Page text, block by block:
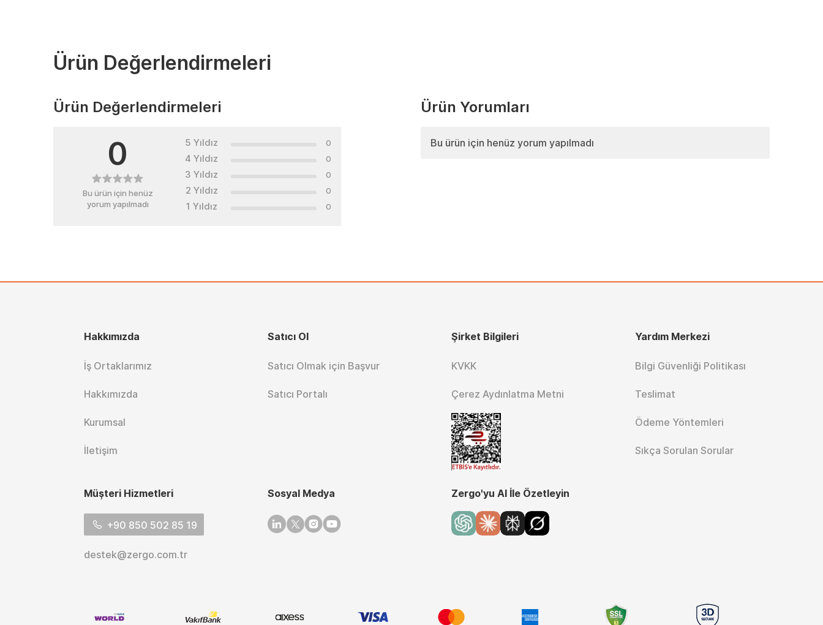
Ürün Değerlendirmeleri
Ürün Değerlendirmeleri
0
Bu ürün için henüz
yorum yapılmadı
5 Yıldız 0
4 Yıldız 0
3 Yıldız 0
2 Yıldız 0
1 Yıldız 0
Ürün Yorumları
Bu ürün için henüz yorum yapılmadı
Hakkımızda
İş Ortaklarımız
Hakkımızda
Kurumsal
İletişim
Satıcı Ol
Satıcı Olmak için Başvur
Satıcı Portalı
Şirket Bilgileri
KVKK
Çerez Aydınlatma Metni
Yardım Merkezi
Bilgi Güvenliği Politikası
Teslimat
Ödeme Yöntemleri
Sıkça Sorulan Sorular
Müşteri Hizmetleri
+90 850 502 85 19
destek@zergo.com.tr
Sosyal Medya
Linkedin
TwitterInstagram
Youtube
Zergo'yu AI İle Özetleyin